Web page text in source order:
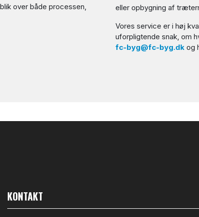
over både processen,
eller opbygning af
Vores service er i høj
uforpligtende snak, om
fc-byg@fc-byg.dk og
KONTAKT